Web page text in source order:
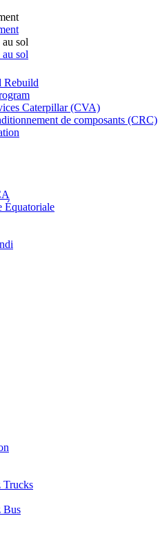
sol
sol
Rebuild
Caterpillar (CVA)
de composants (CRC)
Équatoriale
Trucks
Bus